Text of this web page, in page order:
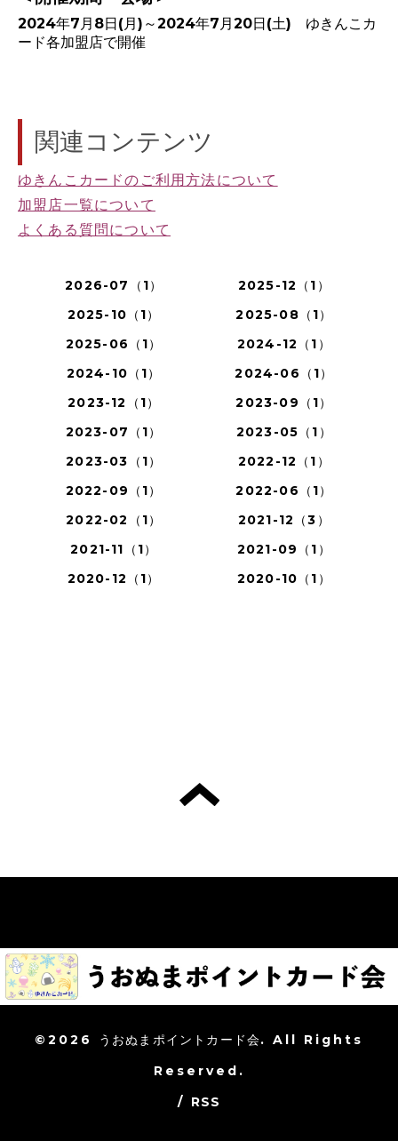
2024年7月8日(月)～2024年7月20日(土) ゆきんこカ
ード各加盟店で開催
関連コンテンツ
ゆきんこカードのご利用方法について
加盟店一覧について
よくある質問について
2026-07（1）
2025-12（1）
2025-10（1）
2025-08（1）
2025-06（1）
2024-12（1）
2024-10（1）
2024-06（1）
2023-12（1）
2023-09（1）
2023-07（1）
2023-05（1）
2023-03（1）
2022-12（1）
2022-09（1）
2022-06（1）
2022-02（1）
2021-12（3）
2021-11（1）
2021-09（1）
2020-12（1）
2020-10（1）
©2026 うおぬまポイントカード会. All Rights
Reserved.
/ RSS